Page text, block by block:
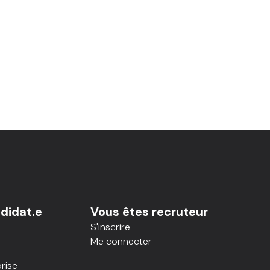
Vous êtes recruteur
S'inscrire
Me connecter